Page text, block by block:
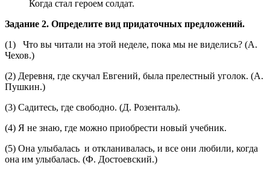
Когда стал героем солдат.
Задание 2. Определите вид придаточных предложений.
(1) Что вы читали на этой неделе, пока мы не виделись? (А.
Чехов.)
(2) Деревня, где скучал Евгений, была прелестный уголок. (А.
Пушкин.)
(3) Садитесь, где свободно. (Д. Розенталь).
(4) Я не знаю, где можно приобрести новый учебник.
(5) Она улыбалась и откланивалась, и все они любили, когда
она им улыбалась. (Ф. Достоевский.)